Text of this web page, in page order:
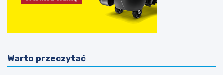
Warto przeczytać